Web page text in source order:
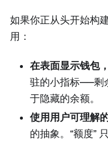
如果你正从头开始构
用：
在表面显示钱包
驻的小指标——剩
于隐藏的余额。
使用用户可理解
的抽象。“额度”